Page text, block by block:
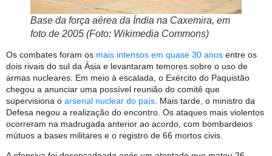
Base da força aérea da Índia na Caxemira, em
foto de 2005 (Foto: Wikimedia Commons)
Os combates foram os mais intensos em quase 30 anos entre os
dois rivais do sul da Ásia e levantaram temores sobre o uso de
armas nucleares. Em meio à escalada, o Exército do Paquistão
chegou a anunciar uma possível reunião do comitê que
supervisiona o arsenal nuclear do país . Mais tarde, o ministro da
Defesa negou a realização do encontro. Os ataques mais violentos
ocorreram na madrugada anterior ao acordo, com bombardeios
mútuos a bases militares e o registro de 66 mortos civis.